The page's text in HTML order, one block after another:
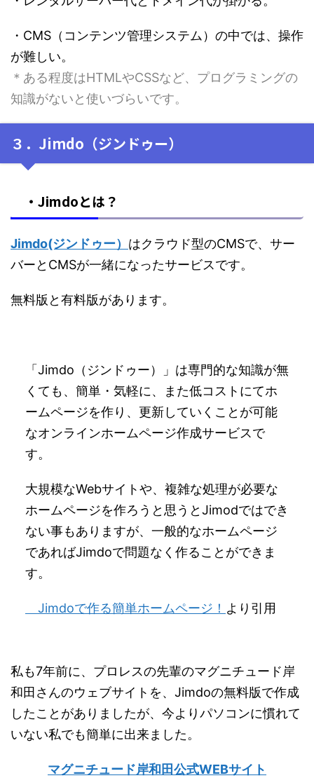
・CMS（コンテンツ管理システム）の中では、操作
が難しい。
＊ある程度はHTMLやCSSなど、プログラミングの
知識がないと使いづらいです。
３．Jimdo（ジンドゥー）
・Jimdoとは？
Jimdo(ジンドゥー） はクラウド型のCMSで、サー
バーとCMSが一緒になったサービスです。
無料版と有料版があります。
「Jimdo（ジンドゥー）」は専門的な知識が無
くても、簡単・気軽に、また低コストにてホ
ームページを作り、更新していくことが可能
なオンラインホームページ作成サービスで
す。
大規模なWebサイトや、複雑な処理が必要な
ホームページを作ろうと思うとJimodではでき
ない事もありますが、一般的なホームページ
であればJimdoで問題なく作ることができま
す。
Jimdoで作る簡単ホームページ！ より引用
私も7年前に、プロレスの先輩のマグニチュード岸
和田さんのウェブサイトを、Jimdoの無料版で作成
したことがありましたが、今よりパソコンに慣れて
いない私でも簡単に出来ました。
マグニチュード岸和田公式WEBサイト